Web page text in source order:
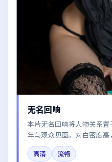
无名回响
本片无名回响将人物关系
年与观众见面。对白密度
黄渤、肖战的台词节奏值得
与冷色调摄影。
高清
流畅